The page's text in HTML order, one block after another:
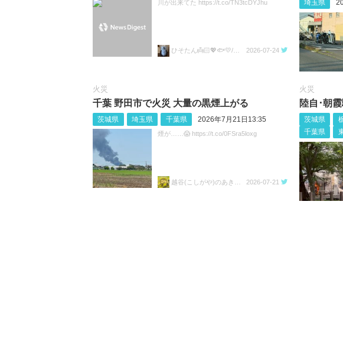
川が出来てた https://t.co/TN3tcDYJhu
2026-07-24
埼玉県
火災
千葉 野田市で火災 大量の黒煙上がる
茨城県 埼玉県 千葉県 2026年7月21日13:35
煙が……😱 https://t.co/0FSra5loxg
2026-07-21
火災
陸自･朝
茨城県
千葉県